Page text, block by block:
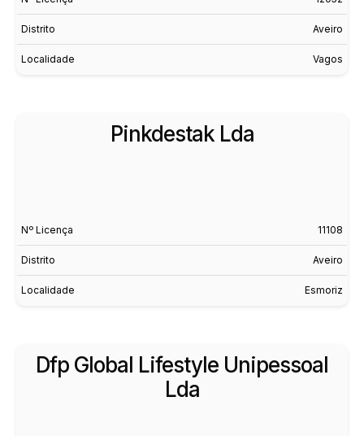
Distrito Aveiro
Localidade Vagos
Pinkdestak Lda
Nº Licença 11108
Distrito Aveiro
Localidade Esmoriz
Dfp Global Lifestyle Unipessoal
Lda